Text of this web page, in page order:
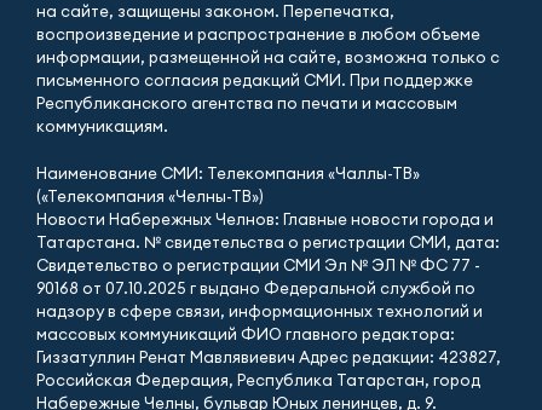
на сайте, защищены законом. Перепечатка,
воспроизведение и распространение в любом объеме
информации, размещенной на сайте, возможна только с
письменного согласия редакций СМИ. При поддержке
Республиканского агентства по печати и массовым
коммуникациям.
Наименование СМИ: Телекомпания «Чаллы-ТВ»
(«Телекомпания «Челны-ТВ»)
Новости Набережных Челнов: Главные новости города и
Татарстана. № свидетельства о регистрации СМИ, дата:
Свидетельство о регистрации СМИ Эл № ЭЛ № ФС 77 -
90168 от 07.10.2025 г выдано Федеральной службой по
надзору в сфере связи, информационных технологий и
массовых коммуникаций ФИО главного редактора:
Гиззатуллин Ренат Мавлявиевич Адрес редакции: 423827,
Российская Федерация, Республика Татарстан, город
Набережные Челны, бульвар Юных ленинцев, д. 9.